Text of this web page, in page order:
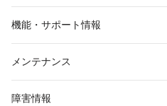
機能・サポート情報
メンテナンス
障害情報